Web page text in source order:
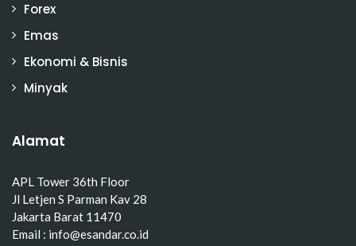
Forex
Emas
Ekonomi & Bisnis
Minyak
Alamat
APL Tower 36th Floor
Jl Letjen S Parman Kav 28
Jakarta Barat 11470
Email : info@esandar.co.id